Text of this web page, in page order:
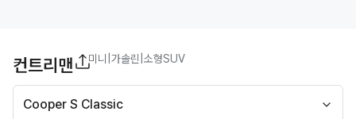
컨트리맨 미니 가솔린 소형SUV
Cooper S Classic